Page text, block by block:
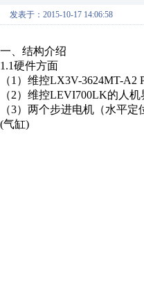
发表于：2015-10-17 14:06:58
一、结构介绍
1.1硬件方面
（1）维控LX3V-3624MT-A2
（2）维控LEVI700LK的人机
（3）两个步进电机（水平
(气缸)